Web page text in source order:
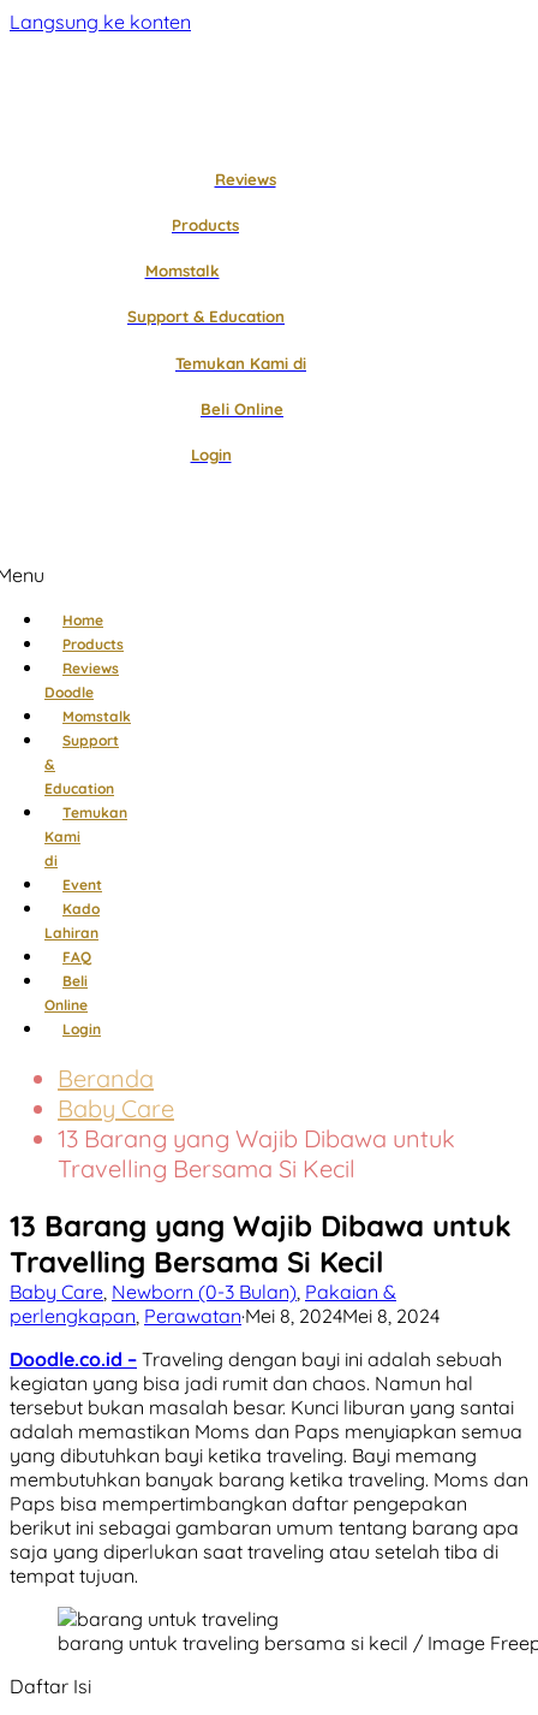
Langsung ke konten
Reviews
Products
Momstalk
Support & Education
Temukan Kami di
Beli Online
Login
Home
Products
Reviews
Doodle
Momstalk
Support
&
Education
Temukan
Kami
di
Event
Kado
Lahiran
FAQ
Beli
Online
Login
Beranda
Baby Care
13 Barang yang Wajib Dibawa untuk
Travelling Bersama Si Kecil
13 Barang yang Wajib Dibawa untuk
Travelling Bersama Si Kecil
Baby Care Newborn (0-3 Bulan) Pakaian &
perlengkapan Perawatan·Mei 8, 2024Mei 8, 2024
Doodle.co.id – Traveling dengan bayi ini adalah sebuah
kegiatan yang bisa jadi rumit dan chaos. Namun hal
tersebut bukan masalah besar. Kunci liburan yang santai
adalah memastikan Moms dan Paps menyiapkan semua
yang dibutuhkan bayi ketika traveling. Bayi memang
membutuhkan banyak barang ketika traveling. Moms dan
Paps bisa mempertimbangkan daftar pengepakan
berikut ini sebagai gambaran umum tentang barang apa
saja yang diperlukan saat traveling atau setelah tiba di
tempat tujuan.
barang untuk traveling bersama si kecil / Image
Daftar Isi